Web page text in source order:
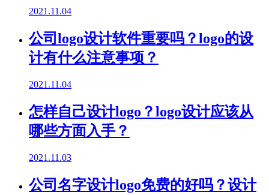
2021.11.04
公司logo设计软件重要吗？logo的设
计有什么注意事项？
2021.11.04
怎样自己设计logo？logo设计应该从
哪些方面入手？
2021.11.03
公司名字设计logo免费的好吗？设计